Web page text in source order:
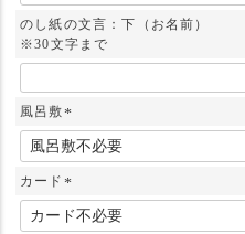
のし紙の文言：下（お名前）
※30文字まで
風呂敷
(
必
須
カード
(
必